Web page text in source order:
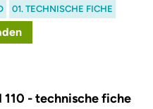
01. TECHNISCHE FICHE
110 - technische fiche